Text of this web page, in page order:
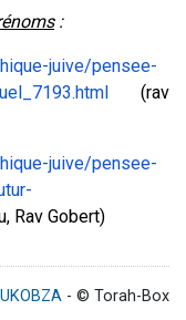
:
juive/pensee-
(rav
juive/pensee-
Rav Gobert)
- © Torah-Box